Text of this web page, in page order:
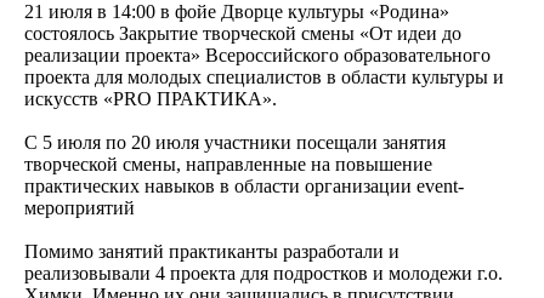
21 июля в 14:00 в фойе Дворце культуры «Родина»
состоялось Закрытие творческой смены «От идеи до
реализации проекта» Всероссийского образовательного
проекта для молодых специалистов в области культуры и
искусств «PRO ПРАКТИКА».
С 5 июля по 20 июля участники посещали занятия
творческой смены, направленные на повышение
практических навыков в области организации event-
мероприятий
Помимо занятий практиканты разработали и
реализовывали 4 проекта для подростков и молодежи г.о.